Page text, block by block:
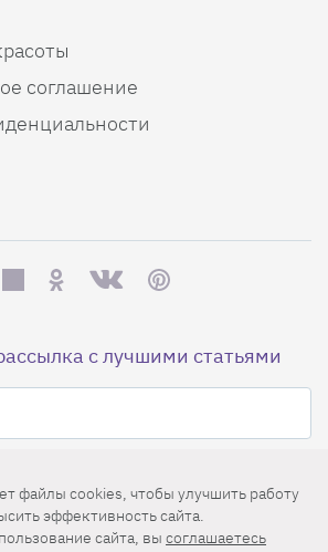
соглашение
с лучшими статьями
вы принимаете условия
файлы cookies, чтобы улучшить работу
эффективность сайта.
сайта, вы соглашаетесь